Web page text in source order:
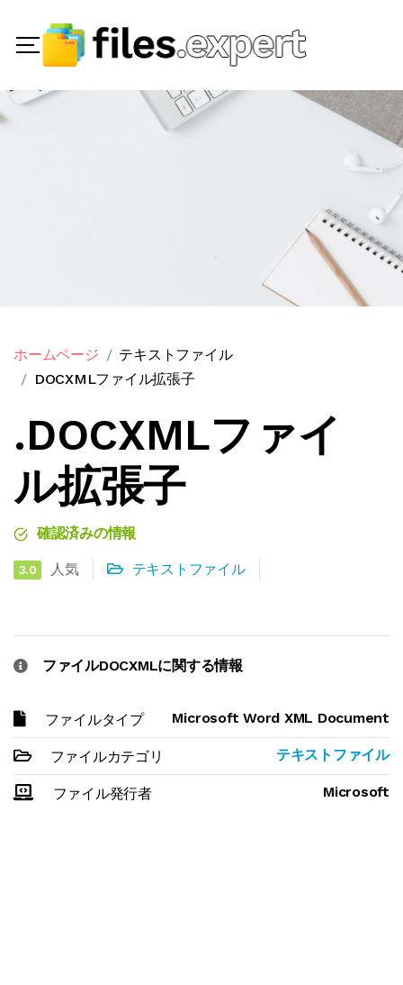
ホームページ
テキストファイル
DOCXMLファイル拡張子
.DOCXMLファイ
ル拡張子
確認済みの情報
3.0 人気 テキストファイル
ファイルDOCXMLに関する情報
ファイルタイプ Microsoft Word XML Document
ファイルカテゴリ テキストファイル
ファイル発行者 Microsoft